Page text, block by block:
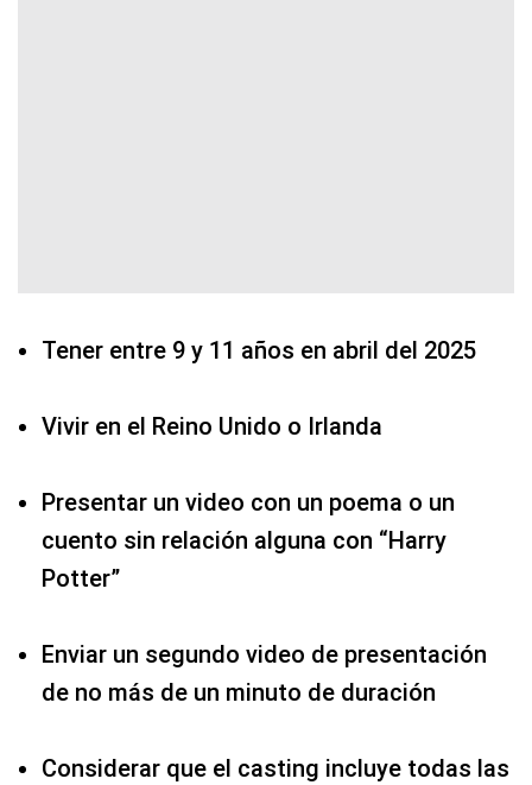
Tener entre 9 y 11 años en abril del 2025
Vivir en el Reino Unido o Irlanda
Presentar un video con un poema o un
cuento sin relación alguna con “Harry
Potter”
Enviar un segundo video de presentación
de no más de un minuto de duración
Considerar que el casting incluye todas las